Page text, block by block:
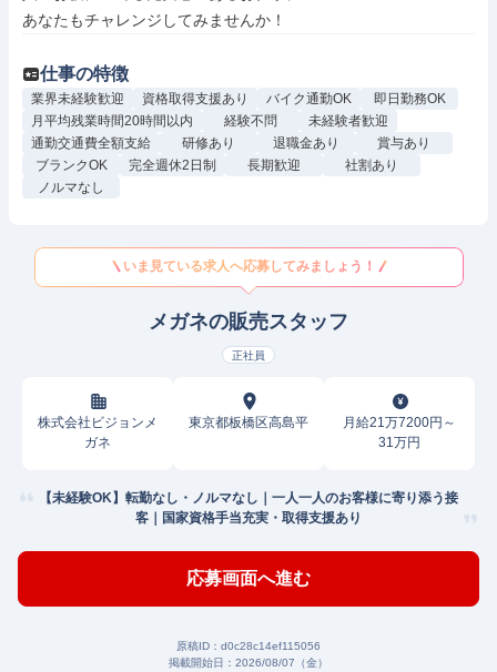
あなたもチャレンジしてみませんか！
仕事の特徴
業界未経験歓迎 資格取得支援あり バイク通勤OK
即日勤務OK
月平均残業時間20時間以内
経験不問
未経験者歓迎
通勤交通費全額支給
研修あり 退職金あり
賞与あり
ブランクOK
完全週休2日制 長期歓迎
社割あり
ノルマなし
いま見ている求人へ応募してみましょう！
メガネの販売スタッフ
正社員
株式会社ビジョンメ
ガネ
東京都板橋区高島平
月給21万7200円～
31万円
【未経験OK】転勤なし・ノルマなし｜一人一人のお客様に寄り添う接
客｜国家資格手当充実・取得支援あり
応募画面へ進む
原稿ID： d0c28c14ef115056
掲載開始日： 2026/08/07（金）